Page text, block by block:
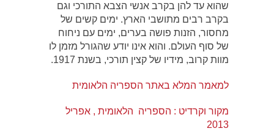
שהוא עד להן בקרב אנשי הצבא התורכי וגם
בקרב רבים מתושבי הארץ. ימים קשים של
מחסור, הזנות פושה בערים, ימים עם ניחוח
של סוף העולם. והוא אינו יודע שהגורל מזמן לו
מוות קרוב, מידיו של קצין תורכי, בשנת 1917.
למאמר המלא באתר הספריה הלאומית
מקור וקרדיט : הספריה הלאומית , אפריל
2013